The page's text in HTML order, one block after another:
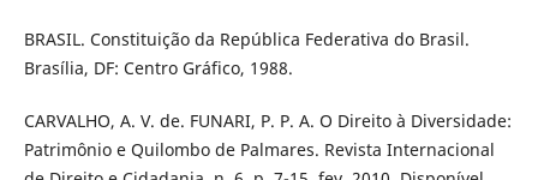
BRASIL. Constituição da República Federativa do Brasil.
Brasília, DF: Centro Gráfico, 1988.
CARVALHO, A. V. de. FUNARI, P. P. A. O Direito à Diversidade:
Patrimônio e Quilombo de Palmares. Revista Internacional